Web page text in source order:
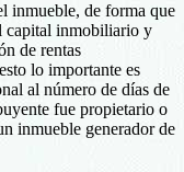
inmueble, de forma que
capital inmobiliario y
de rentas
lo importante es
al número de días de
fue propietario o
inmueble generador de